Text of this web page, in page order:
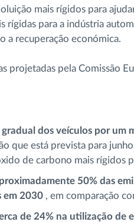
mais rígidos para
rígidas para a indústria
a recuperação económica.
projetadas pela Comissão
dos veículos por um
que está prevista para
de carbono mais rígidos
50% das
em 2030 , em comparação
de 24% na utilização de